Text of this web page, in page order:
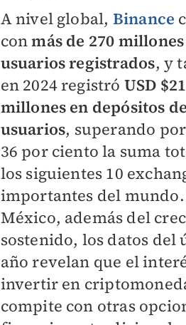
A nivel global, Binance
conmás de 270
usuarios registrados, y
en 2024 registró USD
millones en depósitos de
usuarios, superando
36 por ciento la suma
los siguientes 10
importantes del
México, además del
sostenido, los datos del
año revelan que el
invertir en
compite con otras